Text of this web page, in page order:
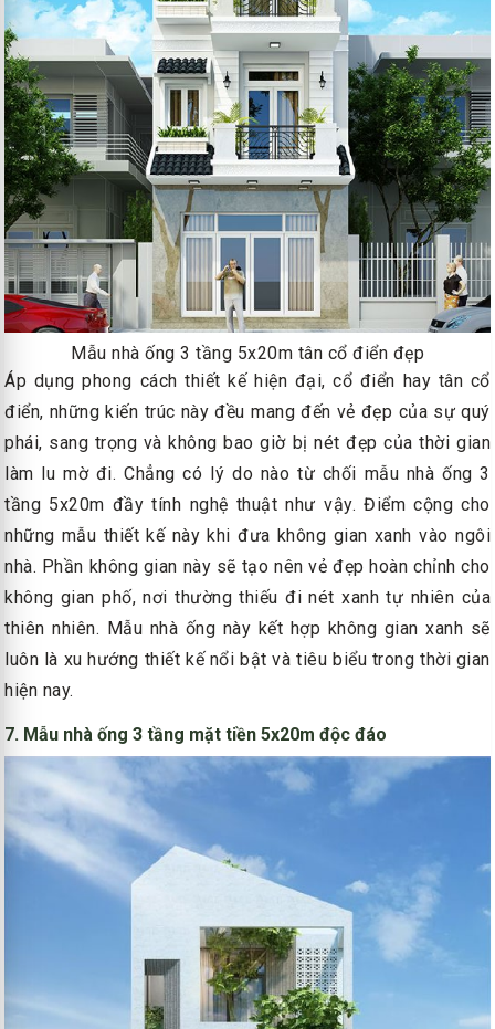
Mẫu nhà ống 3 tầng 5x20m tân cổ điển đẹp
Áp dụng phong cách thiết kế hiện đại, cổ điển hay tân cổ
điển, những kiến trúc này đều mang đến vẻ đẹp của sự quý
phái, sang trọng và không bao giờ bị nét đẹp của thời gian
làm lu mờ đi. Chẳng có lý do nào từ chối mẫu nhà ống 3
tầng 5x20m đầy tính nghệ thuật như vậy. Điểm cộng cho
những mẫu thiết kế này khi đưa không gian xanh vào ngôi
nhà. Phần không gian này sẽ tạo nên vẻ đẹp hoàn chỉnh cho
không gian phố, nơi thường thiếu đi nét xanh tự nhiên của
thiên nhiên. Mẫu nhà ống này kết hợp không gian xanh sẽ
luôn là xu hướng thiết kế nổi bật và tiêu biểu trong thời gian
hiện nay.
7. Mẫu nhà ống 3 tầng mặt tiền 5x20m độc đáo